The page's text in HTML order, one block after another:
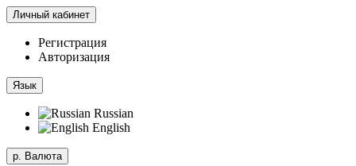
Личный кабинет
Регистрация
Авторизация
Язык
Russian
English
р. Валюта